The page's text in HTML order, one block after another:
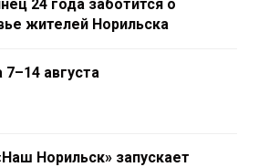
24 года заботится о
жителей Норильска
августа
Норильск» запускает